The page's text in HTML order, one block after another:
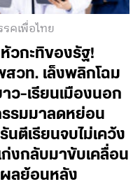
คเพื่อไทย
วกะทิของรัฐ!
วท. เล็งพลิกโฉม
ว-เรียนเมืองนอก
รรมมาลดหย่อน
ตีเรียนจบไม่เคว้ง
งกลับมาขับเคลื่อน
ผลย้อนหลัง